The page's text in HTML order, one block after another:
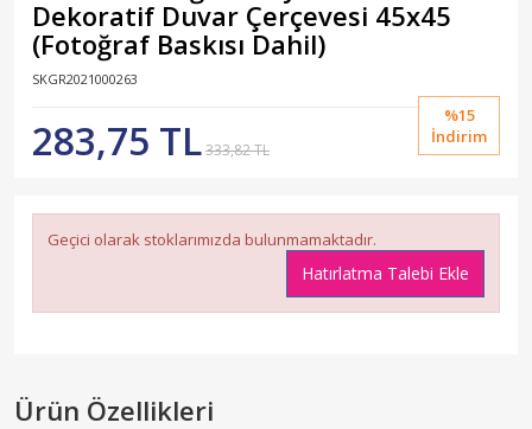
Dekoratif Duvar Çerçevesi 45x45
(Fotoğraf Baskısı Dahil)
SKGR2021000263
%15
İndirim
283,75 TL333,82 TL
Geçici olarak stoklarımızda bulunmamaktadır.
Hatırlatma Talebi Ekle
Ürün Özellikleri